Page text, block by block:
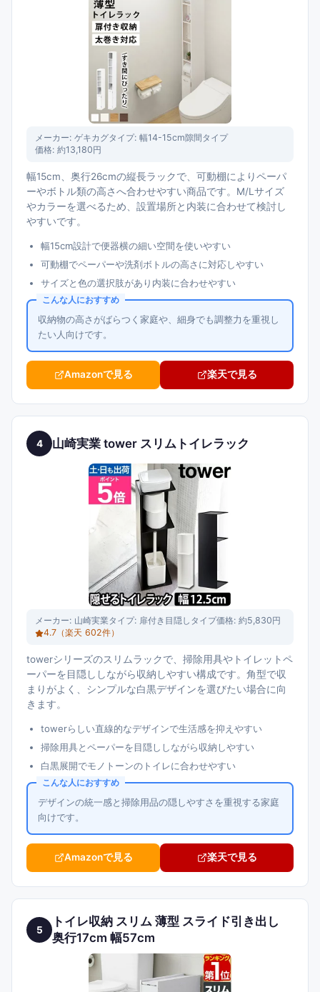
メーカー: ゲキカグタイプ: 幅14-15cm隙間タイプ
価格: 約13,180円
幅15cm、奥行26cmの縦長ラックで、可動棚によりペーパ
ーやボトル類の高さへ合わせやすい商品です。M/Lサイズ
やカラーを選べるため、設置場所と内装に合わせて検討し
やすいです。
幅15cm設計で便器横の細い空間を使いやすい
可動棚でペーパーや洗剤ボトルの高さに対応しやすい
サイズと色の選択肢があり内装に合わせやすい
こんな人におすすめ
収納物の高さがばらつく家庭や、細身でも調整力を重視し
たい人向けです。
Amazonで見る 楽天で見る
4 山崎実業 tower スリムトイレラック
メーカー: 山崎実業タイプ: 扉付き目隠しタイプ価格: 約5,830円
4.7 （楽天 602件）
towerシリーズのスリムラックで、掃除用具やトイレットペ
ーパーを目隠ししながら収納しやすい構成です。角型で収
まりがよく、シンプルな白黒デザインを選びたい場合に向
きます。
towerらしい直線的なデザインで生活感を抑えやすい
掃除用具とペーパーを目隠ししながら収納しやすい
白黒展開でモノトーンのトイレに合わせやすい
こんな人におすすめ
デザインの統一感と掃除用品の隠しやすさを重視する家庭
向けです。
Amazonで見る 楽天で見る
5
トイレ収納 スリム 薄型 スライド引き出し
奥行17cm 幅57cm